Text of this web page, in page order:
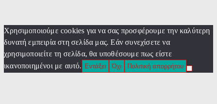
Χρησιμοποιούμε cookies για να σας προσφέρουμε την καλύτερη
δυνατή εμπειρία στη σελίδα μας. Εάν συνεχίσετε να
χρησιμοποιείτε τη σελίδα, θα υποθέσουμε πως είστε
ικανοποιημένοι με αυτό.
Εντάξει Όχι Πολιτική απορρήτου